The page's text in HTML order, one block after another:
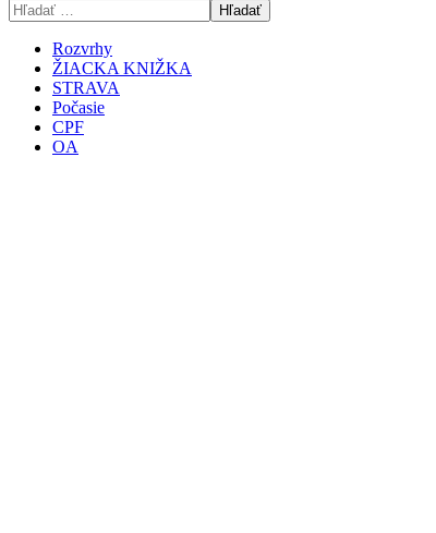
Hľadať
Rozvrhy
ŽIACKA KNIŽKA
STRAVA
Počasie
CPF
OA